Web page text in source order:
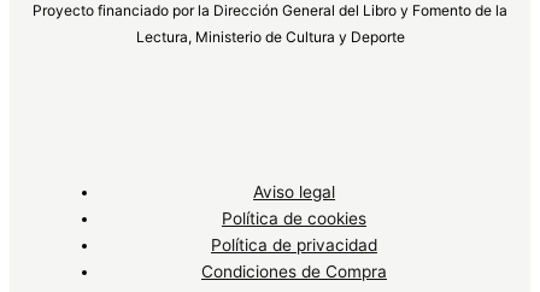
Proyecto financiado por la Dirección General del Libro y Fomento de la
Lectura, Ministerio de Cultura y Deporte
Aviso legal
Política de cookies
Política de privacidad
Condiciones de Compra